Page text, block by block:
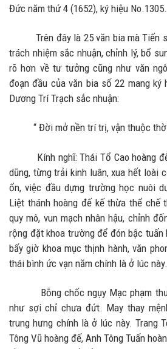
Đức năm thứ 4 (1652), ký hiệu No.1305.
Trên đây là 25 văn bia mà Tiến sĩ
trách nhiệm sắc nhuận, chỉnh lý, bổ
rõ hơn về tư tưởng cũng như văn
đoạn đầu của văn bia số 22 mang ký
Dương Trí Trạch sắc nhuận:
“ Đời mở nền trí trị, vận thuộc thời
Kính nghĩ: Thái Tổ Cao hoàng đế
dũng, từng trải kinh luân, xua hết loài
ổn, việc đầu dựng trường học nuôi
Liệt thánh hoàng đế kế thừa thể chế
quy mô, vun mạch nhân hậu, chỉnh
rộng đặt khoa trường để đón bậc
bấy giờ khoa mục thịnh hành, văn
thái bình ức vạn năm chính là ở lúc này.
Bỗng chốc ngụy Mạc phạm
như sợi chỉ chưa đứt. May thay
trung hưng chính là ở lúc này. Trang
Tông Vũ hoàng đế, Anh Tông Tuấn